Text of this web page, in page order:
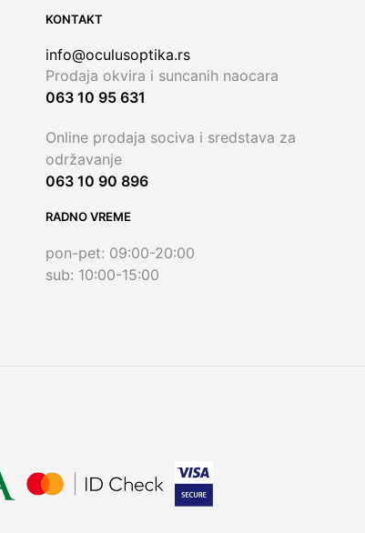
KONTAKT
info@oculusoptika.rs
Prodaja okvira i suncanih naocara
063 10 95 631
Online prodaja sociva i sredstava za
održavanje
063 10 90 896
RADNO VREME
pon-pet: 09:00-20:00
sub: 10:00-15:00